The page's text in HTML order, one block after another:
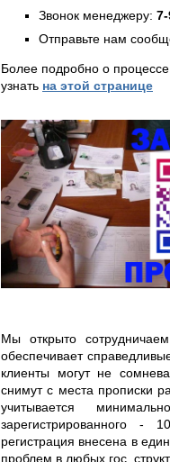
Звонок менеджеру:
Отправьте нам
Более подробно о
узнать на этой странице
Мы открыто
обеспечивает
клиенты могут не
снимут с места прописки
учитывается
зарегистрированного
регистрация внесена в
проблем в любых гос.